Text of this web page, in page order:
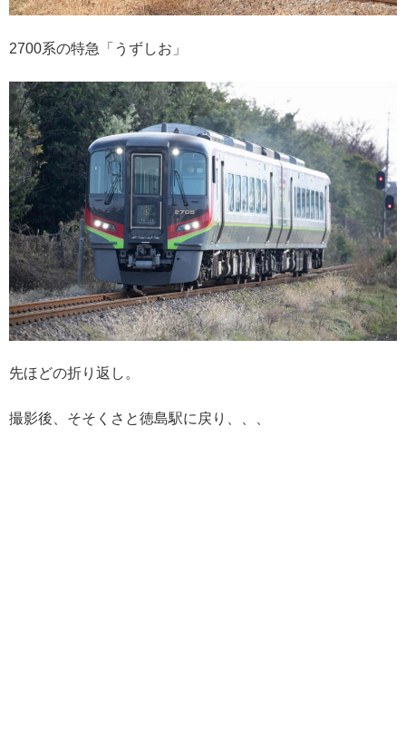
2700系の特急「うずしお」
先ほどの折り返し。
撮影後、そそくさと徳島駅に戻り、、、